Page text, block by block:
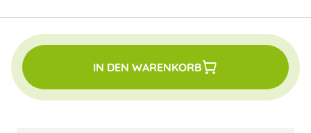
IN DEN WARENKORB